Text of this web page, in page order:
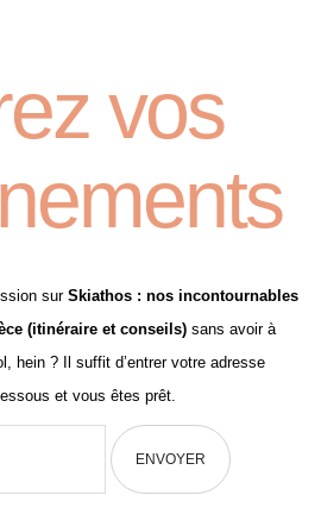
vos
sur Skiathos : nos incontournables
(itinéraire et conseils) sans avoir à
hein ? Il suffit d’entrer votre adresse
et vous êtes prêt.